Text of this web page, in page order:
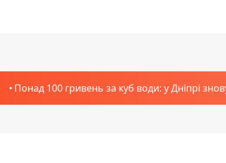
Понад 100 гривень за куб води: у Дніпрі